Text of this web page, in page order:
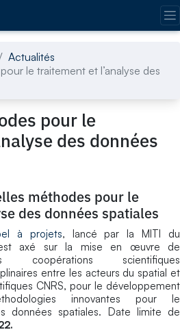
Actualités
le traitement et l’analyse des
pour le
des données
méthodes pour le
des données spatiales
à projets, lancé par la MITI du
axé sur la mise en œuvre de
coopérations scientifiques
entre les acteurs du spatial et
CNRS, pour le développement
innovantes pour le
données spatiales. Date limite de